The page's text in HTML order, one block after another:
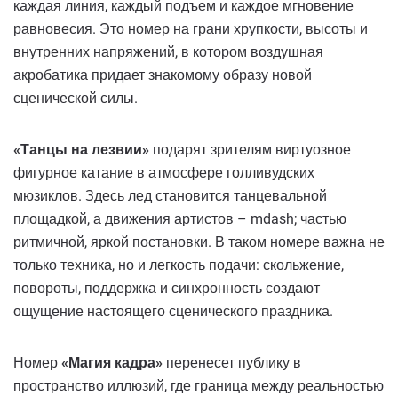
каждая линия, каждый подъем и каждое мгновение
равновесия. Это номер на грани хрупкости, высоты и
внутренних напряжений, в котором воздушная
акробатика придает знакомому образу новой
сценической силы.
«Танцы на лезвии» подарят зрителям виртуозное
фигурное катание в атмосфере голливудских
мюзиклов. Здесь лед становится танцевальной
площадкой, а движения артистов – mdash; частью
ритмичной, яркой постановки. В таком номере важна не
только техника, но и легкость подачи: скольжение,
повороты, поддержка и синхронность создают
ощущение настоящего сценического праздника.
Номер «Магия кадра» перенесет публику в
пространство иллюзий, где граница между реальностью